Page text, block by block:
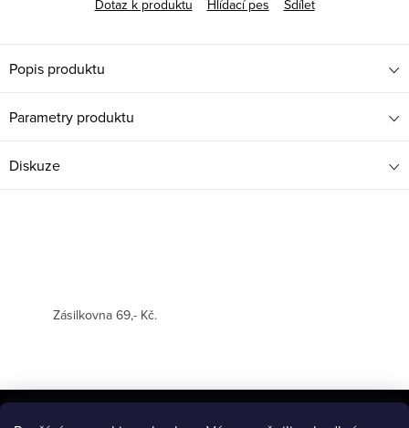
Dotaz k produktu
Hlídací pes Sdílet
Popis produktu
Parametry produktu
Diskuze
Zásilkovna 69,- Kč.
Z